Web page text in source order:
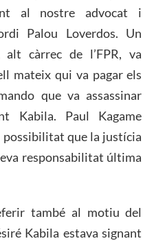
al nostre advocat i
Palou Loverdos. Un
alt càrrec de l’FPR, va
mateix qui va pagar els
que va assassinar
Kabila. Paul Kagame
que la justícia
responsabilitat última
també al motiu del
Kabila estava signant